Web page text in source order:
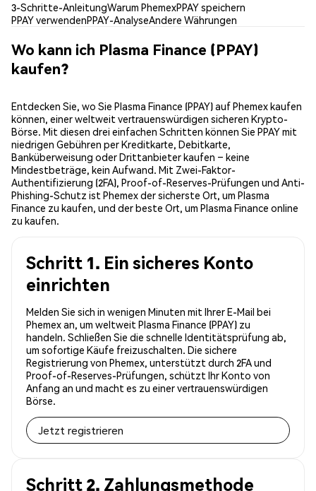
3-Schritte-AnleitungWarum PhemexPPAY speichern
PPAY verwendenPPAY-AnalyseAndere Währungen
Wo kann ich Plasma Finance (PPAY)
kaufen?
Entdecken Sie, wo Sie Plasma Finance (PPAY) auf Phemex kaufen
können, einer weltweit vertrauenswürdigen sicheren Krypto-
Börse. Mit diesen drei einfachen Schritten können Sie PPAY mit
niedrigen Gebühren per Kreditkarte, Debitkarte,
Banküberweisung oder Drittanbieter kaufen – keine
Mindestbeträge, kein Aufwand. Mit Zwei-Faktor-
Authentifizierung (2FA), Proof-of-Reserves-Prüfungen und Anti-
Phishing-Schutz ist Phemex der sicherste Ort, um Plasma
Finance zu kaufen, und der beste Ort, um Plasma Finance online
zu kaufen.
Schritt 1. Ein sicheres Konto
einrichten
Melden Sie sich in wenigen Minuten mit Ihrer E-Mail bei
Phemex an, um weltweit Plasma Finance (PPAY) zu
handeln. Schließen Sie die schnelle Identitätsprüfung ab,
um sofortige Käufe freizuschalten. Die sichere
Registrierung von Phemex, unterstützt durch 2FA und
Proof-of-Reserves-Prüfungen, schützt Ihr Konto von
Anfang an und macht es zu einer vertrauenswürdigen
Börse.
Jetzt registrieren
Schritt 2. Zahlungsmethode